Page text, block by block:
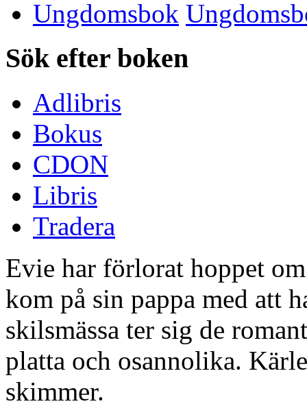
Ungdomsbok
Sök efter boken
Adlibris
Bokus
CDON
Libris
Tradera
Evie har förlorat hoppet
kom på sin pappa med att
skilsmässa ter sig de
platta och osannolika.
skimmer.